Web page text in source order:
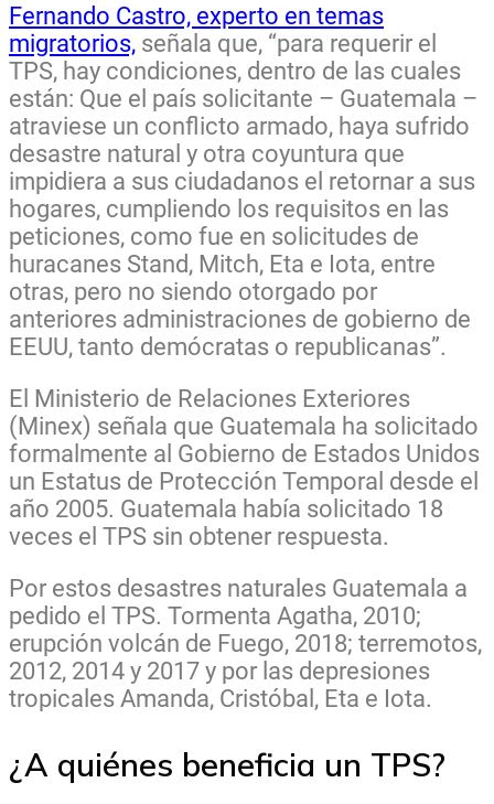
Fernando Castro, experto en temas
migratorios, señala que, “para requerir el
TPS, hay condiciones, dentro de las cuales
están: Que el país solicitante – Guatemala –
atraviese un conflicto armado, haya sufrido
desastre natural y otra coyuntura que
impidiera a sus ciudadanos el retornar a sus
hogares, cumpliendo los requisitos en las
peticiones, como fue en solicitudes de
huracanes Stand, Mitch, Eta e Iota, entre
otras, pero no siendo otorgado por
anteriores administraciones de gobierno de
EEUU, tanto demócratas o republicanas”.
El Ministerio de Relaciones Exteriores
(Minex) señala que Guatemala ha solicitado
formalmente al Gobierno de Estados Unidos
un Estatus de Protección Temporal desde el
año 2005. Guatemala había solicitado 18
veces el TPS sin obtener respuesta.
Por estos desastres naturales Guatemala a
pedido el TPS. Tormenta Agatha, 2010;
erupción volcán de Fuego, 2018; terremotos,
2012, 2014 y 2017 y por las depresiones
tropicales Amanda, Cristóbal, Eta e Iota.
¿A quiénes beneficia un TPS?